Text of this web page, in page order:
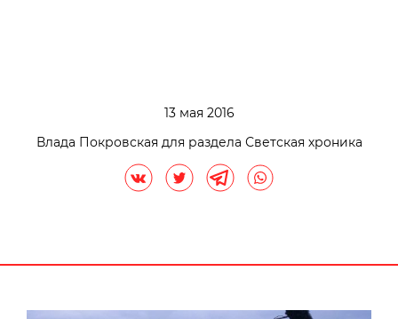
13 мая 2016
Влада Покровская для раздела Светская хроника